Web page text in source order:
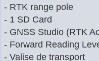
- RTK range pole
- 1 SD Card
- GNSS Studio (RTK
- Forward Reading
- Valise de transport